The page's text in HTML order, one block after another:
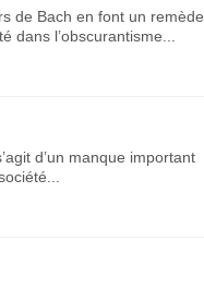
de Bach en font un remède
l’obscurantisme...
d’un manque important